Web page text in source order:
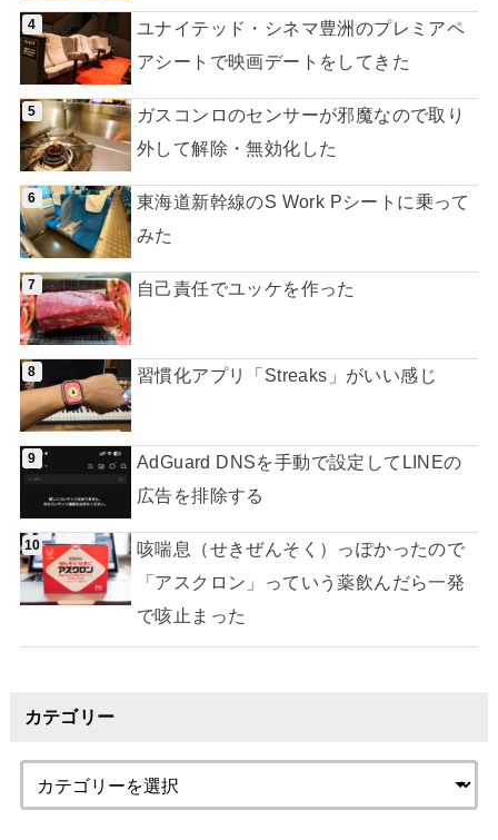
ユナイテッド・シネマ豊洲のプレミアペ
アシートで映画デートをしてきた
ガスコンロのセンサーが邪魔なので取り
外して解除・無効化した
東海道新幹線のS Work Pシートに乗って
みた
自己責任でユッケを作った
習慣化アプリ「Streaks」がいい感じ
AdGuard DNSを手動で設定してLINEの
広告を排除する
咳喘息（せきぜんそく）っぽかったので
「アスクロン」っていう薬飲んだら一発
で咳止まった
カテゴリー